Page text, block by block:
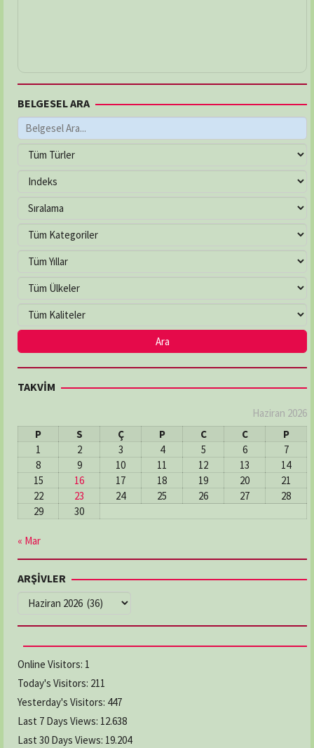
BELGESEL ARA
TAKVİM
Haziran 2026
P
S Ç P C C
P
1
2 3 4 5 6
7
8
9 10 11 12 13
14
15
16 17 18 19 20
21
22
23 24 25 26 27
28
29
30
« Mar
ARŞİVLER
ARŞİVLER
Online Visitors: 1
Today's Visitors: 211
Yesterday's Visitors: 447
Last 7 Days Views: 12.638
Last 30 Days Views: 19.204